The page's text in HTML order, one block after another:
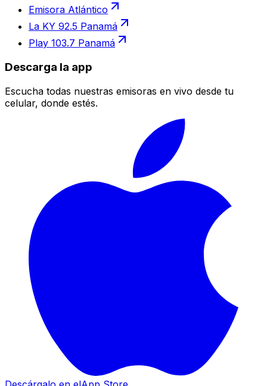
Emisora Atlántico
La KY 92.5 Panamá
Play 103.7 Panamá
Descarga la app
Escucha todas nuestras emisoras en vivo desde tu
celular, donde estés.